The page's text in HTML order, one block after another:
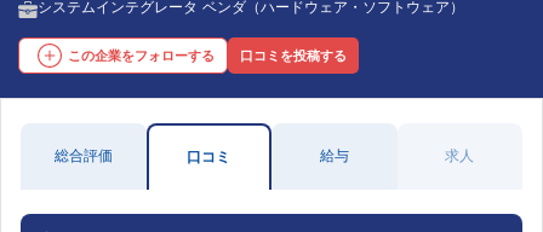
システムインテグレータ ベンダ（ハードウェア・ソフトウェア）
この企業をフォローする 口コミを投稿する
総合評価 口コミ 給与 求人